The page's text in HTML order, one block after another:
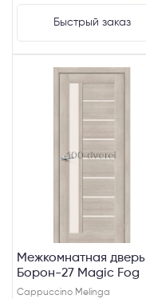
Быстрый заказ
Межкомнатная дверь
Борон-27 Magic Fog
Cappuccino Melinga